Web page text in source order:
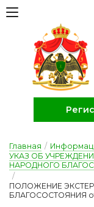
Главная /
УКАЗ ОБ
НАРОДНОГО
/
ПОЛОЖЕНИЕ
БЛАГОСОСТОЯНИЯ от